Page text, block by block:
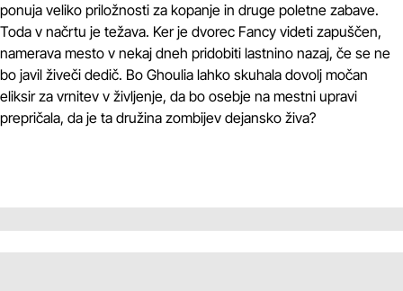
ponuja veliko priložnosti za kopanje in druge poletne zabave.
Toda v načrtu je težava. Ker je dvorec Fancy videti zapuščen,
namerava mesto v nekaj dneh pridobiti lastnino nazaj, če se ne
bo javil živeči dedič. Bo Ghoulia lahko skuhala dovolj močan
eliksir za vrnitev v življenje, da bo osebje na mestni upravi
prepričala, da je ta družina zombijev dejansko živa?